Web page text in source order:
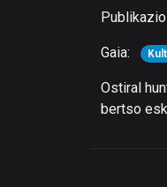
Gaia:
Ostiral
bertso